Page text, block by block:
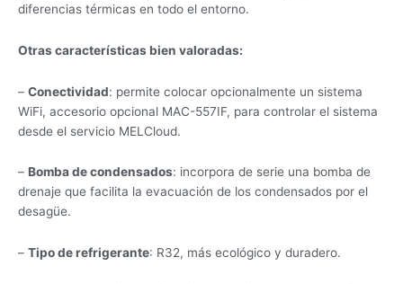
diferencias térmicas en todo el entorno.
Otras características bien valoradas:
– Conectividad: permite colocar opcionalmente un sistema
WiFi, accesorio opcional MAC-557IF, para controlar el sistema
desde el servicio MELCloud.
– Bomba de condensados: incorpora de serie una bomba de
drenaje que facilita la evacuación de los condensados por el
desagüe.
– Tipo de refrigerante: R32, más ecológico y duradero.